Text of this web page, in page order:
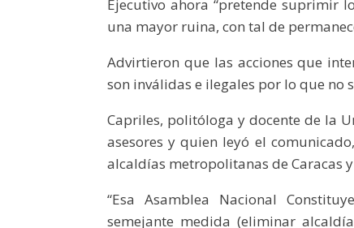
Ejecutivo ahora “pretende suprimir
una mayor ruina, con tal de
Advirtieron que las acciones que
son inválidas e ilegales por lo que no
Capriles, politóloga y docente de la
asesores y quien leyó el
alcaldías metropolitanas de Caracas
“Esa Asamblea Nacional
semejante medida (eliminar